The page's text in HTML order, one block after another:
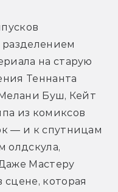
разделением
на старую
Теннанта
Буш, Кейт
из комиксов
— и к спутницам
олдскула,
Мастеру
сцене, которая